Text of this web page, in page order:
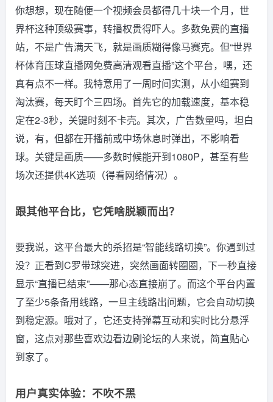
你想想，现在随便一个视频会员都得几十块一个月，世
界杯这种顶级赛事，转播权贵得吓人。多数免费的直播
站，不是广告满天飞，就是画质糊得像马赛克。但“世界
杯体育压球直播网免费高清观看直播”这个平台，嘿，还
真有点不一样。我特意用了一周时间实测，从小组赛到
淘汰赛，每天盯个三四场。首先它的加载速度，基本稳
定在2-3秒，关键时刻不卡壳。其次，广告数量吗，坦白
说，有，但都在开播前或中场休息时弹出，不影响看
球。关键是画质——多数时候能开到1080P，甚至有些
场次还提供4K选项（得看网络情况）。
跟其他平台比，它凭啥脱颖而出？
要我说，这平台最大的杀招是“智能线路切换”。你遇到过
没？正看到C罗带球突进，突然画面转圈圈，下一秒直接
显示“直播已结束”——那心态直接崩了。而这个平台内置
了至少5条备用线路，一旦主线路出问题，它会自动切换
到稳定源。哦对了，它还支持弹幕互动和实时比分悬浮
窗，这点对那些喜欢边看边刷论坛的人来说，简直贴心
到家了。
用户真实体验：不吹不黑